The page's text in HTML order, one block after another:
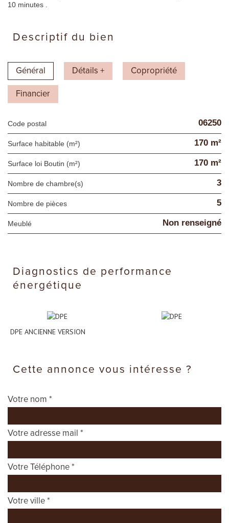
10 minutes .
descriptif du bien
Général Détails + Copropriété
Financier
Code postal 06250
Surface habitable (m²) 170 m²
Surface loi Boutin (m²) 170 m²
Nombre de chambre(s) 3
Nombre de pièces 5
Meublé Non renseigné
diagnostics de performance
énergétique
DPE ANCIENNE VERSION
cette annonce vous intéresse ?
Votre nom *
Votre adresse mail *
Votre Téléphone *
Votre ville *